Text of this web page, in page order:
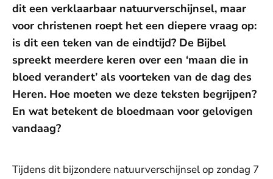
dit een verklaarbaar natuurverschijnsel, maar
voor christenen roept het een diepere vraag op:
is dit een teken van de eindtijd? De Bijbel
spreekt meerdere keren over een ‘maan die in
bloed verandert’ als voorteken van de dag des
Heren. Hoe moeten we deze teksten begrijpen?
En wat betekent de bloedmaan voor gelovigen
vandaag?
Tijdens dit bijzondere natuurverschijnsel op zondag 7